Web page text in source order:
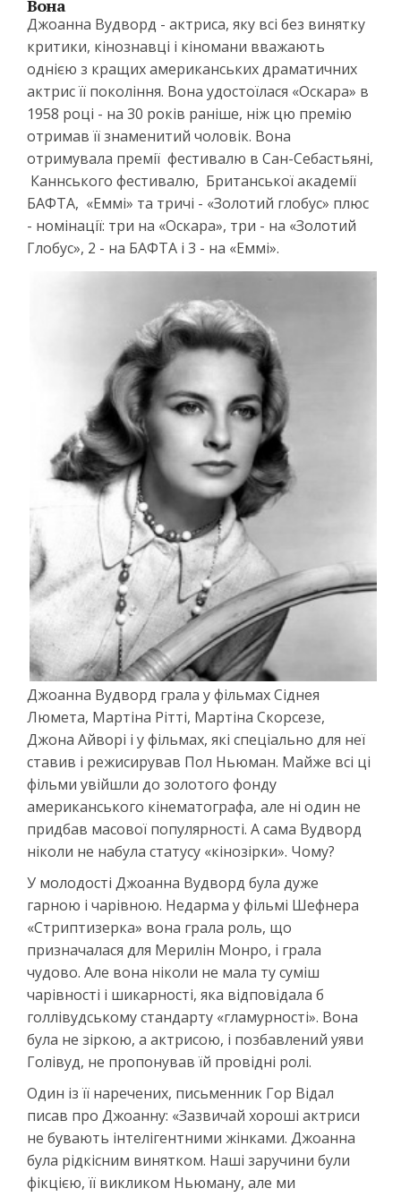
Вона
Джоанна Вудворд - актриса, яку всі без винятку
критики, кінознавці і кіномани вважають
однією з кращих американських драматичних
актрис її покоління. Вона удостоїлася «Оскара» в
1958 році - на 30 років раніше, ніж цю премію
отримав її знаменитий чоловік. Вона
отримувала премії фестивалю в Сан-Себастьяні,
Каннського фестивалю, Британської академії
БАФТА, «Еммі» та тричі - «Золотий глобус» плюс
- номінації: три на «Оскара», три - на «Золотий
Глобус», 2 - на БАФТА і 3 - на «Еммі».
Джоанна Вудворд грала у фільмах Сіднея
Люмета, Мартіна Рітті, Мартіна Скорсезе,
Джона Айворі і у фільмах, які спеціально для неї
ставив і режисирував Пол Ньюман. Майже всі ці
фільми увійшли до золотого фонду
американського кінематографа, але ні один не
придбав масової популярності. А сама Вудворд
ніколи не набула статусу «кінозірки». Чому?
У молодості Джоанна Вудворд була дуже
гарною і чарівною. Недарма у фільмі Шефнера
«Стриптизерка» вона грала роль, що
призначалася для Мерилін Монро, і грала
чудово. Але вона ніколи не мала ту суміш
чарівності і шикарності, яка відповідала б
голлівудському стандарту «гламурності». Вона
була не зіркою, а актрисою, і позбавлений уяви
Голівуд, не пропонував їй провідні ролі.
Один із її наречених, письменник Гор Відал
писав про Джоанну: «Зазвичай хороші актриси
не бувають інтелігентними жінками. Джоанна
була рідкісним винятком. Наші заручини були
фікцією, її викликом Ньюману, але ми